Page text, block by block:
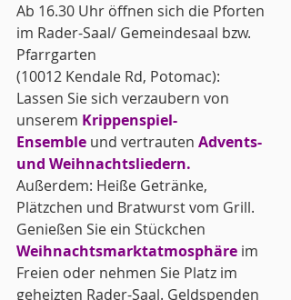
Ab 16.30 Uhr öffnen sich die Pforten
im Rader-Saal/ Gemeindesaal bzw.
Pfarrgarten
(10012 Kendale Rd, Potomac):
Lassen Sie sich verzaubern von
unserem Krippenspiel-
Ensemble und vertrauten Advents-
und Weihnachtsliedern.
Außerdem: Heiße Getränke,
Plätzchen und Bratwurst vom Grill.
Genießen Sie ein Stückchen
Weihnachtsmarktatmosphäre im
Freien oder nehmen Sie Platz im
geheizten Rader-Saal. Geldspenden